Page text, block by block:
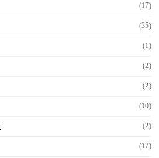
(17)
(35)
(1)
(2)
(2)
(10)
(2)
(17)